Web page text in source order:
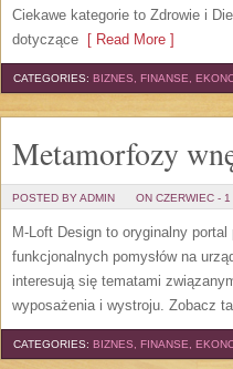
Ciekawe kategorie to Zdrowie i
dotyczące [ Read More ]
CATEGORIES: BIZNES, FINANSE,
Metamorfozy
POSTED BY ADMIN ON CZERWIEC -
M-Loft Design to oryginalny
funkcjonalnych pomysłów na
interesują się tematami
wyposażenia i wystroju. Zobacz
CATEGORIES: BIZNES, FINANSE,